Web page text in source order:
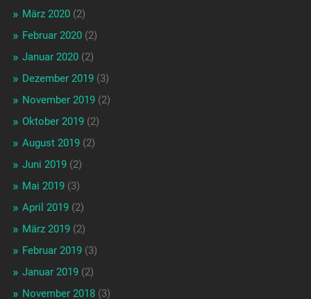
März 2020(2)
Februar 2020(2)
Januar 2020(2)
Dezember 2019(3)
November 2019(2)
Oktober 2019(2)
August 2019(2)
Juni 2019(2)
Mai 2019(3)
April 2019(2)
März 2019(2)
Februar 2019(3)
Januar 2019(2)
November 2018(3)